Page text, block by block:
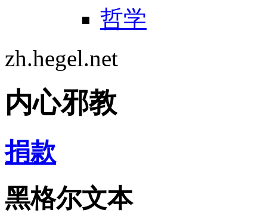
哲学
zh.hegel.net
内心邪教
捐款
黑格尔文本